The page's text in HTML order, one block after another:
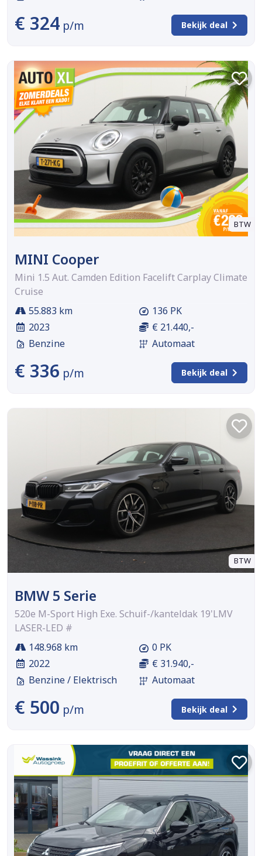
€ 324 p/m Bekijk deal
BTW
MINI Cooper
Mini 1.5 Aut. Camden Edition Facelift Carplay Climate
Cruise
55.883 km
2023
Benzine
136 PK
€ 21.440,-
Automaat
€ 336 p/m Bekijk deal
BTW
BMW 5 Serie
520e M-Sport High Exe. Schuif-/kanteldak 19'LMV
LASER-LED #
148.968 km
2022
Benzine / Elektrisch
0 PK
€ 31.940,-
Automaat
€ 500 p/m Bekijk deal